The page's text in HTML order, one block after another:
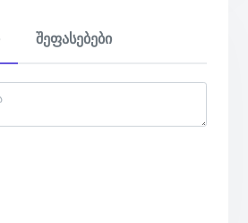
შეფასებები